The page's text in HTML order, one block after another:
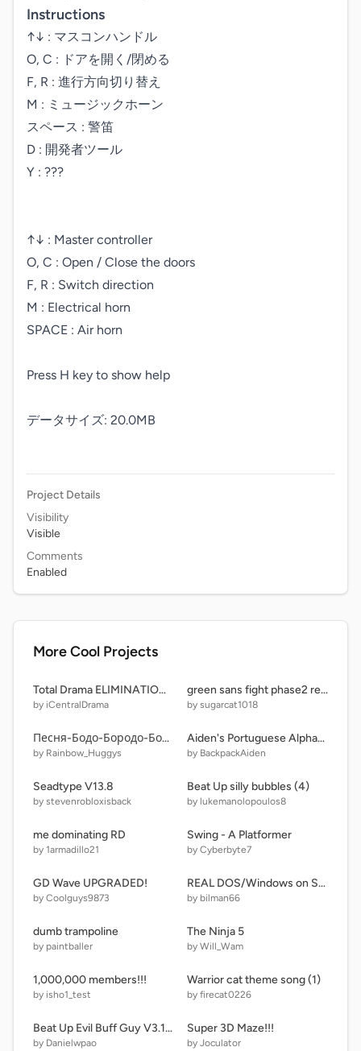
Instructions
↑↓ : マスコンハンドル
O, C : ドアを開く/閉める
F, R : 進行方向切り替え
M : ミュージックホーン
スペース : 警笛
D : 開発者ツール
Y : ???
↑↓ : Master controller
O, C : Open / Close the doors
F, R : Switch direction
M : Electrical horn
SPACE : Air horn
Press H key to show help
データサイズ: 20.0MB
Project Details
Visibility
Visible
Comments
Enabled
More Cool Projects
Total Drama ELIMINATION Simulator
by iCentralDrama
green sans fight phase2 remastered!!!
by sugarcat1018
Песня-Бодо-Бородо-Бодрянка
by Rainbow_Huggys
Aiden's Portuguese Alphabet Lore Reboot covered in goo
by BackpackAiden
Seadtype V13.8
by stevenrobloxisback
Beat Up silly bubbles (4)
by lukemanolopoulos8
me dominating RD
by 1armadillo21
Swing - A Platformer
by Cyberbyte7
GD Wave UPGRADED!
by Coolguys9873
REAL DOS/Windows on Scratch! Functional 8086 (x86) Emulator.
by bilman66
dumb trampoline
by paintballer
The Ninja 5
by Will_Wam
1,000,000 members!!!
by isho1_test
Warrior cat theme song (1)
by firecat0226
Beat Up Evil Buff Guy V3.1 remix
by Danielwpao
Super 3D Maze!!!
by Joculator